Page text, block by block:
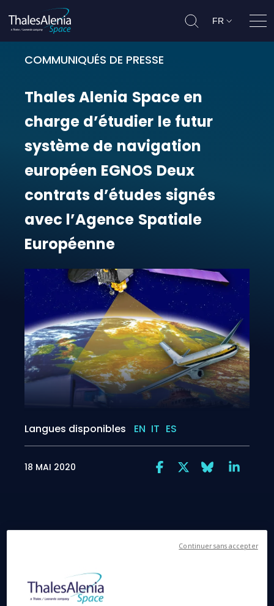
FR
COMMUNIQUÉS DE PRESSE
Thales Alenia Space en charge
ThalesAlenia Space en
charge d’étudier le futur
système de navigation
européen EGNOS Deux
contrats d’études signés
avec l’Agence Spatiale
Européenne
Langues disponibles EN IT ES
18 MAI 2020
Européenne (ESA) confie à Thales Alenia Space,
société conjointe entre Thales (67 %) et Leonardo
(33 %) deux nouveaux contrats portant sur la
définition du futur système de navigation européen
Continuer sans accepter